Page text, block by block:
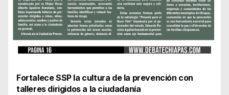
Fortalece SSP la cultura de la prevención con
talleres dirigidos a la ciudadanía